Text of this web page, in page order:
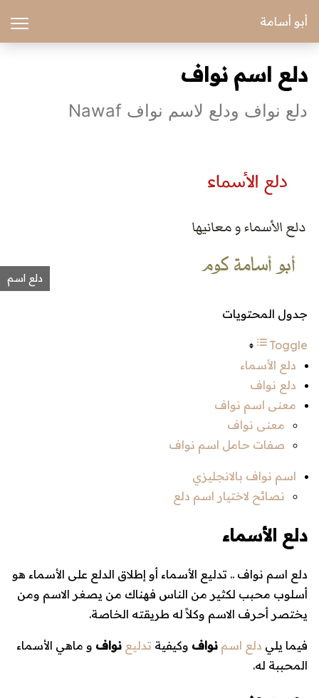
أبو أسامة
دلع اسم نواف
دلع نواف ودلع لاسم نواف Nawaf
دلع اسم
جدول المحتويات
Toggle
دلع الأسماء
دلع نواف
معنى اسم نواف
معنى نواف
صفات حامل اسم نواف
اسم نواف بالانجليزي
نصائح لاختيار اسم دلع
دلع الأسماء
دلع اسم نواف .. تدليع الأسماء أو إطلاق الدلع على الأسماء هو
أسلوب محبب لكثير من الناس فهناك من يصغر الاسم ومن
يختصر أحرف الاسم وكلاً له طريقته الخاصة.
فيما يلي دلع اسم نواف وكيفية تدليع نواف و ماهي الأسماء
المحببة له.